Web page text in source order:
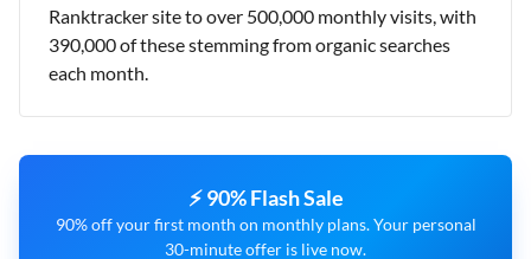
Ranktracker site to over 500,000 monthly visits, with
390,000 of these stemming from organic searches
each month.
⚡ 90% Flash Sale
90% off your first month on monthly plans. Your personal
30-minute offer is live now.